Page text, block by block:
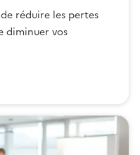
réduire les pertes
diminuer vos